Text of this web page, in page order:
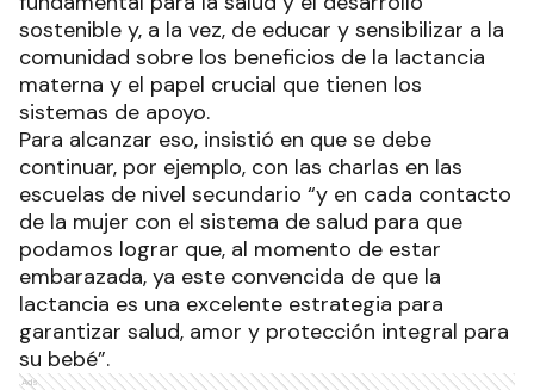
sostenible y, a la vez, de educar y sensibilizar a la
comunidad sobre los beneficios de la lactancia
materna y el papel crucial que tienen los
sistemas de apoyo.
Para alcanzar eso, insistió en que se debe
continuar, por ejemplo, con las charlas en las
escuelas de nivel secundario “y en cada contacto
de la mujer con el sistema de salud para que
podamos lograr que, al momento de estar
embarazada, ya este convencida de que la
lactancia es una excelente estrategia para
garantizar salud, amor y protección integral para
su bebé”.
Ads